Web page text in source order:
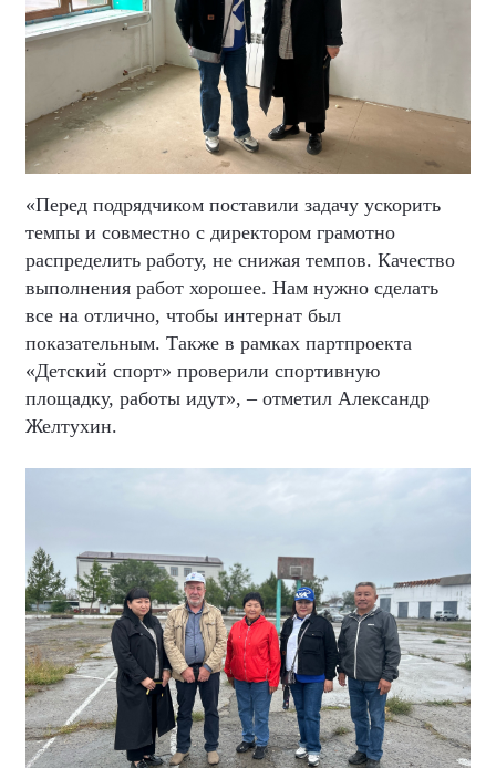
«Перед подрядчиком поставили задачу ускорить
темпы и совместно с директором грамотно
распределить работу, не снижая темпов. Качество
выполнения работ хорошее. Нам нужно сделать
все на отлично, чтобы интернат был
показательным. Также в рамках партпроекта
«Детский спорт» проверили спортивную
площадку, работы идут», – отметил Александр
Желтухин.